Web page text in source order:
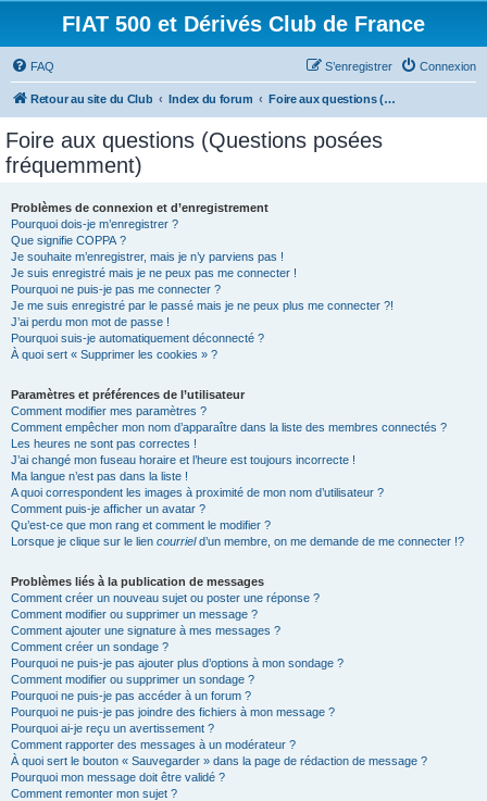
FIAT 500 et Dérivés Club de France
FAQ Connexion
S’enregistrer
Retour au site du Club Index du forum Foire aux questions (Questions posées fréquemment)
Foire aux questions (Questions posées
fréquemment)
Problèmes de connexion et d’enregistrement
Pourquoi dois-je m’enregistrer ?
Que signifie COPPA ?
Je souhaite m’enregistrer, mais je n’y parviens pas !
Je suis enregistré mais je ne peux pas me connecter !
Pourquoi ne puis-je pas me connecter ?
Je me suis enregistré par le passé mais je ne peux plus me connecter ?!
J’ai perdu mon mot de passe !
Pourquoi suis-je automatiquement déconnecté ?
À quoi sert « Supprimer les cookies » ?
Paramètres et préférences de l’utilisateur
Comment modifier mes paramètres ?
Comment empêcher mon nom d’apparaître dans la liste des membres connectés ?
Les heures ne sont pas correctes !
J’ai changé mon fuseau horaire et l’heure est toujours incorrecte !
Ma langue n’est pas dans la liste !
A quoi correspondent les images à proximité de mon nom d’utilisateur ?
Comment puis-je afficher un avatar ?
Qu’est-ce que mon rang et comment le modifier ?
Lorsque je clique sur le lien courrield’un membre, on me demande de me connecter !?
Problèmes liés à la publication de messages
Comment créer un nouveau sujet ou poster une réponse ?
Comment modifier ou supprimer un message ?
Comment ajouter une signature à mes messages ?
Comment créer un sondage ?
Pourquoi ne puis-je pas ajouter plus d’options à mon sondage ?
Comment modifier ou supprimer un sondage ?
Pourquoi ne puis-je pas accéder à un forum ?
Pourquoi ne puis-je pas joindre des fichiers à mon message ?
Pourquoi ai-je reçu un avertissement ?
Comment rapporter des messages à un modérateur ?
À quoi sert le bouton « Sauvegarder » dans la page de rédaction de message ?
Pourquoi mon message doit être validé ?
Comment remonter mon sujet ?